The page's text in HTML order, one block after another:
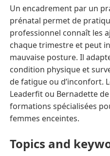
Un encadrement par un
prénatal permet de
professionnel connaît les
chaque trimestre et peut
mauvaise posture. Il
condition physique et
de fatigue ou d’inconfort.
Leaderfit ou Bernadette
formations spécialisées
femmes enceintes.
Topics and